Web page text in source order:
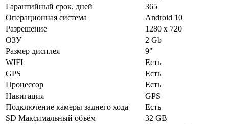
Гарантийный срок, дней
365
Операционная система
Android 10
Разрешение
1280 х 720
ОЗУ
2 Gb
Размер дисплея
9"
WIFI
Есть
GPS
Есть
Процессор
Есть
Навигация
GPS
Подключение камеры заднего хода
Есть
SD Максимальный объём
32 GB